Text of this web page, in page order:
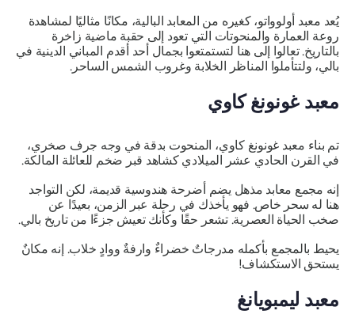
يُعد معبد أولوواتو، كغيره من المعابد البالية، مكانًا مثاليًا لمشاهدة
روعة العمارة والمنحوتات التي تعود إلى حقبة ماضية زاخرة
بالتاريخ. تعالوا إلى هنا لتستمتعوا بجمال أحد أقدم المباني الدينية في
بالي، ولتتأملوا المناظر الخلابة وغروب الشمس الساحر.
معبد غونونغ كاوي
تم بناء معبد غونونغ كاوي، المنحوت بدقة في وجه جرف صخري،
في القرن الحادي عشر الميلادي كشاهد قبر ضخم للعائلة المالكة.
إنه مجمع معابد مذهل يضم أضرحة هندوسية قديمة، لكن التواجد
هنا له سحر خاص. فهو يأخذك في رحلة عبر الزمن، بعيدًا عن
صخب الحياة العصرية. تشعر حقًا وكأنك تعيش جزءًا من تاريخ بالي.
يحيط بالمجمع بأكمله مدرجاتٌ خضراءٌ وارفةٌ ووادٍ خلاب. إنه مكانٌ
يستحق الاستكشاف!
معبد ليمبويانغ